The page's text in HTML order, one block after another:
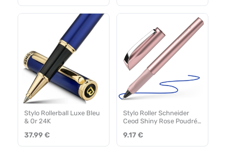
Stylo Rollerball Luxe Bleu
& Or 24K
37.99 €
Stylo Roller Schneider
Ceod Shiny Rose Poudré
9.17 €